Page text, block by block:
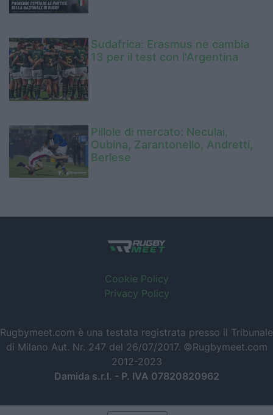
Sudafrica: Erasmus ne cambia
13 per il test con l'Argentina
Pillole di mercato: Neculai,
Oubina, Zarantonello, Andretti,
Berlese
Cookie Policy
Privacy Policy
Rugbymeet.com è una testata registrata presso il Tribunale
di Milano Aut. Nr. 247 del 26/07/2017. ©Rugbymeet.com
2012-2023
Damida s.r.l. - P. IVA 07820820962